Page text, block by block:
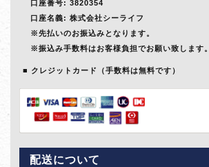
口座番号: 3820354
口座名義: 株式会社シーライフ
※先払いのお振込みとなります。
※振込み手数料はお客様負担でお願い致します。
クレジットカード（手数料は無料です）
配送について